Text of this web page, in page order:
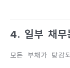
4. 일부 채무
모든 부채가 탕감